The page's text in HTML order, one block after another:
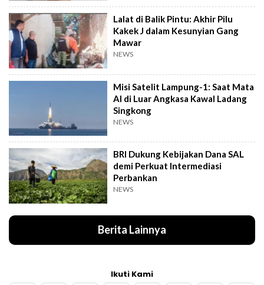
Lalat di Balik Pintu: Akhir Pilu
Kakek J dalam Kesunyian Gang
Mawar
NEWS
Misi Satelit Lampung-1: Saat Mata
AI di Luar Angkasa Kawal Ladang
Singkong
NEWS
BRI Dukung Kebijakan Dana SAL
demi Perkuat Intermediasi
Perbankan
NEWS
Berita Lainnya
Ikuti Kami